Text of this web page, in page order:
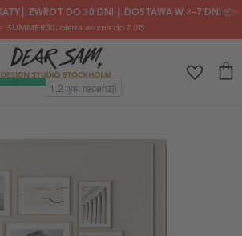
ZWROT DO 30 DNI ┃ DOSTAWA W 2–7 DNI 📦✨
SUMMER30, oferta ważna do 7.08